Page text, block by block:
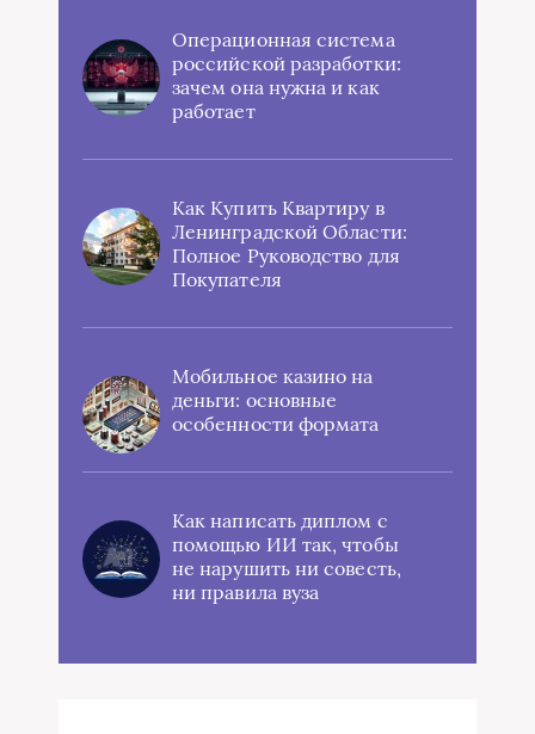
Операционная система
российской разработки:
зачем она нужна и как
работает
Как Купить Квартиру в
Ленинградской Области:
Полное Руководство для
Покупателя
Мобильное казино на
деньги: основные
особенности формата
Как написать диплом с
помощью ИИ так, чтобы
не нарушить ни совесть,
ни правила вуза